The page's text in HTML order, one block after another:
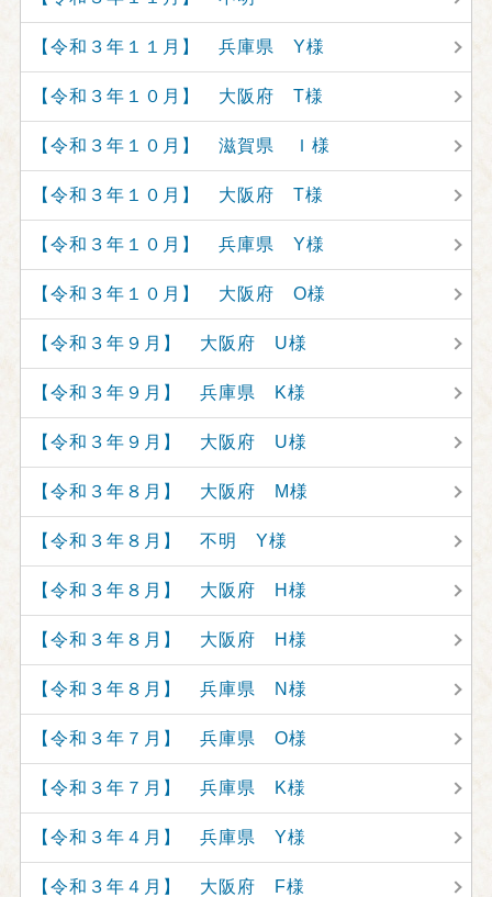
【令和３年１１月】 兵庫県 Y様
【令和３年１０月】 大阪府 T様
【令和３年１０月】 滋賀県 Ｉ様
【令和３年１０月】 大阪府 T様
【令和３年１０月】 兵庫県 Y様
【令和３年１０月】 大阪府 O様
【令和３年９月】 大阪府 U様
【令和３年９月】 兵庫県 K様
【令和３年９月】 大阪府 U様
【令和３年８月】 大阪府 M様
【令和３年８月】 不明 Y様
【令和３年８月】 大阪府 H様
【令和３年８月】 大阪府 H様
【令和３年８月】 兵庫県 N様
【令和３年７月】 兵庫県 O様
【令和３年７月】 兵庫県 K様
【令和３年４月】 兵庫県 Y様
【令和３年４月】 大阪府 F様